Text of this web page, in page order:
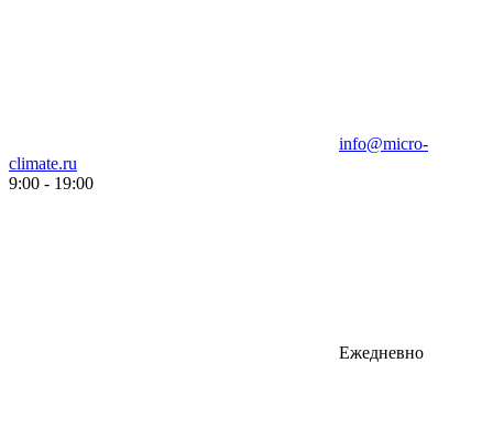
info@micro-
climate.ru
9:00 - 19:00
Ежедневно